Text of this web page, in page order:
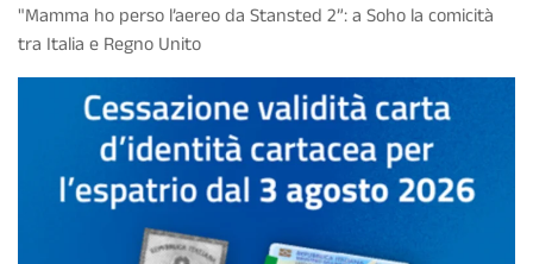
"Mamma ho perso l’aereo da Stansted 2”: a Soho la comicità
tra Italia e Regno Unito